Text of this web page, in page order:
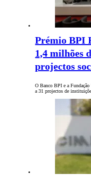
Prémio BPI
1,4 milhões
projectos
O Banco BPI e a
a 31 projectos de